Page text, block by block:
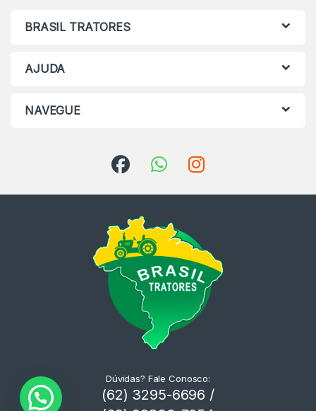
BRASIL TRATORES
AJUDA
NAVEGUE
Dúvidas? Fale Conosco:
(62) 3295-6696 /